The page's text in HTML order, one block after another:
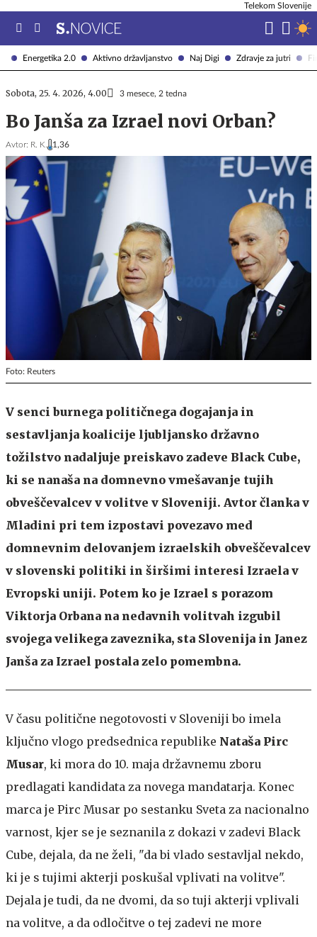
Energetika 2.0 Aktivno državljanstvo Naj Digi Zdravje za jutri
Telekom Slovenije
Sobota, 25. 4. 2026, 4.00 3 mesece, 2 tedna
Bo Janša za Izrael novi Orban?
Avtor: R. K. 1,36
Foto: Reuters
V senci burnega političnega dogajanja in
sestavljanja koalicije ljubljansko državno
tožilstvo nadaljuje preiskavo zadeve Black Cube,
ki se nanaša na domnevno vmešavanje tujih
obveščevalcev v volitve v Sloveniji. Avtor članka v
Mladini pri tem izpostavi povezavo med
domnevnim delovanjem izraelskih obveščevalcev
v slovenski politiki in širšimi interesi Izraela v
Evropski uniji. Potem ko je Izrael s porazom
Viktorja Orbana na nedavnih volitvah izgubil
svojega velikega zaveznika, sta Slovenija in Janez
Janša za Izrael postala zelo pomembna.
V času politične negotovosti v Sloveniji bo imela
ključno vlogo predsednica republike Nataša Pirc
Musar, ki mora do 10. maja državnemu zboru
predlagati kandidata za novega mandatarja. Konec
marca je Pirc Musar po sestanku Sveta za nacionalno
varnost, kjer se je seznanila z dokazi v zadevi Black
Cube, dejala, da ne želi, "da bi vlado sestavljal nekdo,
ki je s tujimi akterji poskušal vplivati na volitve".
Dejala je tudi, da ne dvomi, da so tuji akterji vplivali
na volitve, a da odločitve o tej zadevi ne more